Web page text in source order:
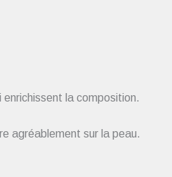
la composition.
agréablement sur la peau.